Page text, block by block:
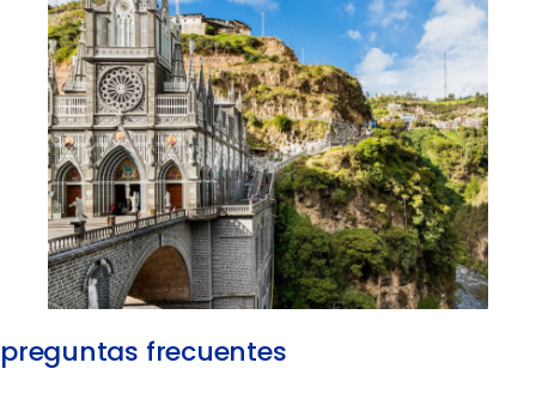
preguntas frecuentes